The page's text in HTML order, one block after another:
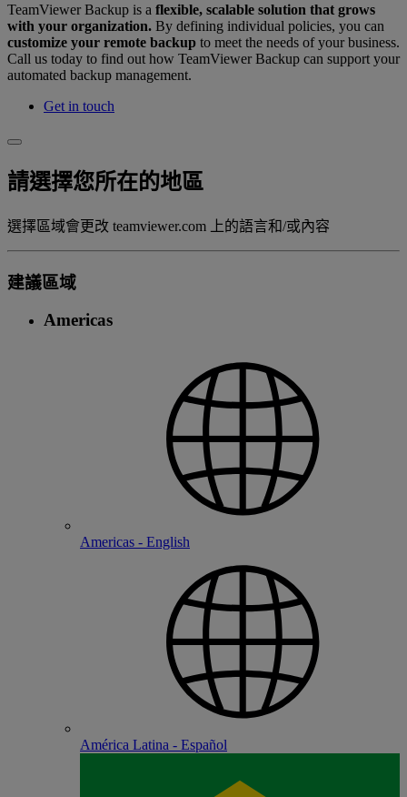
TeamViewer Backup is a flexible, scalable solution that grows
with your organization. By defining individual policies, you can
customize your remote backup to meet the needs of your business.
Call us today to find out how TeamViewer Backup can support your
automated backup management.
Get in touch
請選擇您所在的地區
選擇區域會更改 teamviewer.com 上的語言和/或內容
建議區域
Americas
Americas - English
América Latina - Español